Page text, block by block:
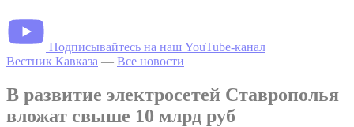
Подписывайтесь на наш YouTube-канал
Вестник Кавказа — Все новости
В развитие электросетей Ставрополья
вложат свыше 10 млрд руб